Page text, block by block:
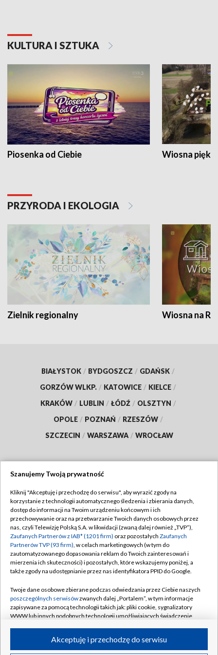
KULTURA I SZTUKA
Piosenka od Ciebie Wiosna
PRZYRODA I EKOLOGIA
Zielnik regionalny Wiosna na
BIAŁYSTOK / BYDGOSZCZ / GDAŃSK /
GORZÓW WLKP. / KATOWICE / KIELCE /
KRAKÓW / LUBLIN / ŁÓDŹ / OLSZTYN /
OPOLE / POZNAŃ / RZESZÓW /
SZCZECIN / WARSZAWA / WROCŁAW
TVP
Abonament TVP
Emisja w TVP
Centrum informacji TVP
Naziemna Telewizja Cyfrowa
Rada Programowa
System NOS
Informacje o nadawcy
Program dla prasy
Regulamin TVP
Polityka prywatności
Moje zgody
Pomoc
Kontakt
Kanały
Szanujemy Twoją prywatność
Kliknij "Akceptuję i przechodzę do serwisu", aby wyrazić zgody na
korzystanie z technologii automatycznego śledzenia i zbierania danych,
dostęp do informacji na Twoim urządzeniu końcowym i ich
przechowywanie oraz na przetwarzanie Twoich danych osobowych przez
nas, czyli Telewizję Polską S.A. w likwidacji (zwaną dalej również „TVP”),
Zaufanych Partnerów z IAB* (1201 firm) oraz pozostałych Zaufanych
Partnerów TVP (93 firm), w celach marketingowych (w tym do
zautomatyzowanego dopasowania reklam do Twoich zainteresowań i
mierzenia ich skuteczności) i pozostałych, które wskazujemy poniżej, a
także zgody na udostępnianie przez nas identyfikatora PPID do Google.
Twoje dane osobowe zbierane podczas odwiedzania przez Ciebie naszych
poszczególnych serwisówzwanych dalej „Portalem”, w tym informacje
zapisywane za pomocą technologii takich jak: pliki cookie, sygnalizatory
WWW lub innych podobnych technologii umożliwiających świadczenie
ruchu w Internecie.Akceptuję i przechodzę do serwisu